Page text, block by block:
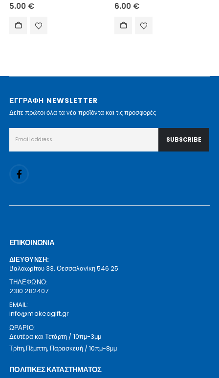
5.00 € 6.00 €
ΕΓΓΡΑΦΗ NEWSLETTER
Δείτε πρώτοι όλα τα νέα προϊόντα και τις προσφορές
ΕΠΙΚΟΙΝΩΝΙΑ
ΔΙΕΥΘΥΝΣΗ:
Βαλαωρίτου 33, Θεσσαλονίκη 546 25
ΤΗΛΕΦΩΝΟ:
2310 282407
EMAIL:
info@makeagift.gr
ΩΡΑΡΙΟ:
Δευτέρα και Τετάρτη / 10πμ-3μμ
Τρίτη,Πέμπτη, Παρασκευή / 10πμ-8μμ
ΠΟΛΙΤΙΚΕΣ ΚΑΤΑΣΤΗΜΑΤΟΣ